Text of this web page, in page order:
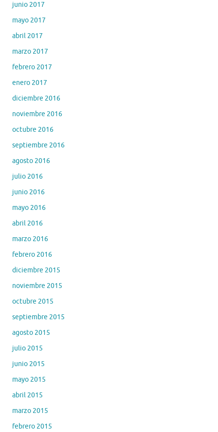
junio 2017
mayo 2017
abril 2017
marzo 2017
febrero 2017
enero 2017
diciembre 2016
noviembre 2016
octubre 2016
septiembre 2016
agosto 2016
julio 2016
junio 2016
mayo 2016
abril 2016
marzo 2016
febrero 2016
diciembre 2015
noviembre 2015
octubre 2015
septiembre 2015
agosto 2015
julio 2015
junio 2015
mayo 2015
abril 2015
marzo 2015
febrero 2015